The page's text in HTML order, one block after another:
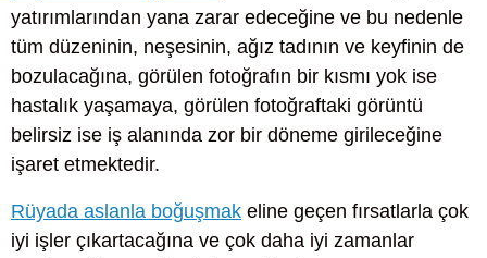
yatırımlarından yana zarar edeceğine ve bu nedenle
tüm düzeninin, neşesinin, ağız tadının ve keyfinin de
bozulacağına, görülen fotoğrafın bir kısmı yok ise
hastalık yaşamaya, görülen fotoğraftaki görüntü
belirsiz ise iş alanında zor bir döneme girileceğine
işaret etmektedir.
Rüyada aslanla boğuşmak eline geçen fırsatlarla çok
iyi işler çıkartacağına ve çok daha iyi zamanlar